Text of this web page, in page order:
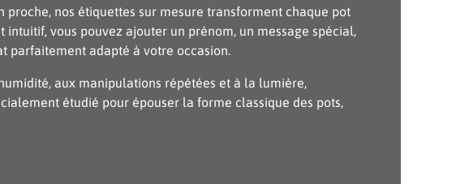
nos étiquettes sur mesure transforment chaque pot
vous pouvez ajouter un prénom, un message spécial,
parfaitement adapté à votre occasion.
aux manipulations répétées et à la lumière,
étudié pour épouser la forme classique des pots,